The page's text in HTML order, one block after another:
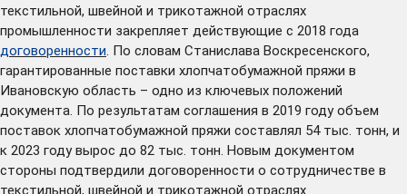
текстильной, швейной и трикотажной отраслях
промышленности закрепляет действующие с 2018 года
договоренности . По словам Станислава Воскресенского,
гарантированные поставки хлопчатобумажной пряжи в
Ивановскую область – одно из ключевых положений
документа. По результатам соглашения в 2019 году объем
поставок хлопчатобумажной пряжи составлял 54 тыс. тонн, и
к 2023 году вырос до 82 тыс. тонн. Новым документом
стороны подтвердили договоренности о сотрудничестве в
текстильной, швейной и трикотажной отраслях